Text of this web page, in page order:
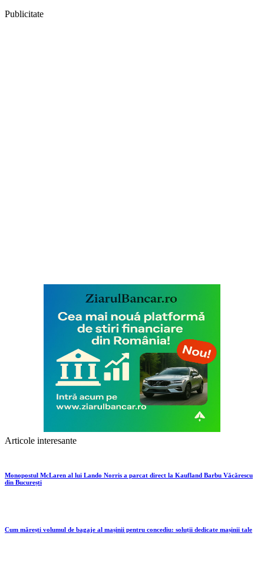
Publicitate
Articole interesante
Monopostul McLaren al lui Lando Norris a parcat direct la Kaufland Barbu Văcărescu
din București
Cum mărești volumul de bagaje al mașinii pentru concediu: soluții dedicate mașinii tale